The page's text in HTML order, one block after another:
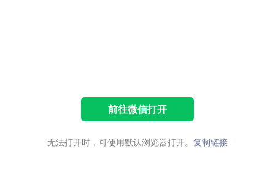
前往微信打开
无法打开时，可使用默认浏览器打开。 复制链接